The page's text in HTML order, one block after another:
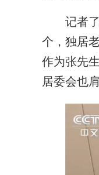
记者了
个，独居
作为张先
居委会也